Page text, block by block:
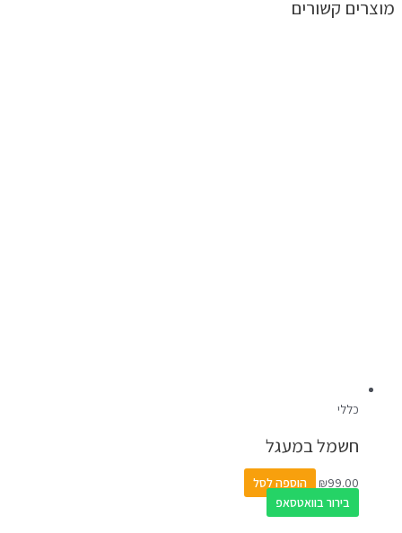
מוצרים קשורים
כללי
חשמל במעגל
₪99.00
הוספה לסל
בירור בוואטסאפ